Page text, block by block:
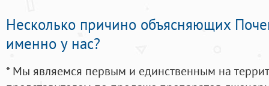
Несколько причино объясняющих
именно у нас?
* Мы являемся первым и единственным на